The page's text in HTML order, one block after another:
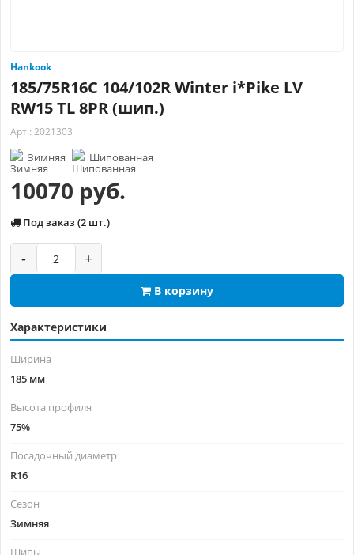
Hankook
185/75R16C 104/102R Winter i*Pike LV
RW15 TL 8PR (шип.)
Арт.: 2021303
Зимняя Шипованная
10070 руб.
Под заказ (2 шт.)
- +
В корзину
Характеристики
Ширина
185 мм
Высота профиля
75%
Посадочный диаметр
R16
Сезон
Зимняя
Шипы